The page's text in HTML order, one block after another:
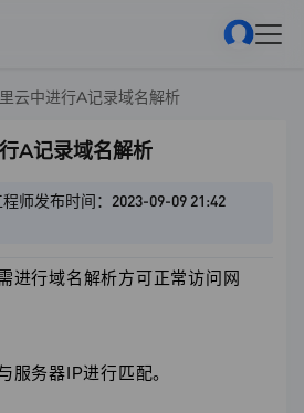
云中进行A记录域名解析
A记录域名解析
师发布时间：2023-09-09 21:42
进行域名解析方可正常访问网
服务器IP进行匹配。